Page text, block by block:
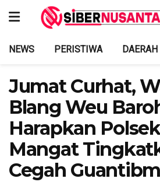
NEWS PERISTIWA DAERAH
Jumat Curhat,
Blang Weu
Harapkan
Mangat
Cegah